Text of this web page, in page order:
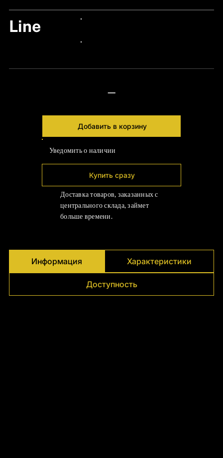
Line
—
Добавить в корзину
Уведомить о наличии
Купить сразу
Доставка товаров, заказанных с
центрального склада, займет
больше времени.
Информация Характеристики
Доступность